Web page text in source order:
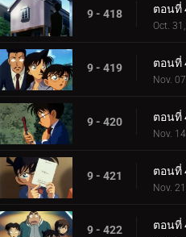
9 - 418
Oct.
9 - 419
Nov.
9 - 420
Nov.
9 - 421
Nov.
9 - 422